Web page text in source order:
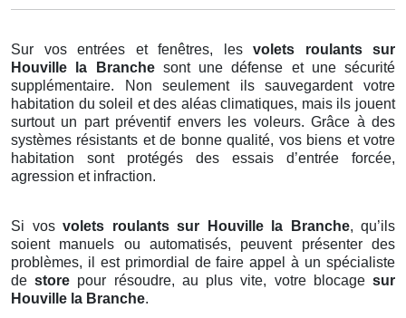
Sur vos entrées et fenêtres, les volets roulants
sur
Houville la Branche sont une défense et une sécurité
supplémentaire. Non seulement ils sauvegardent votre
habitation du soleil et des aléas climatiques, mais ils jouent
surtout un part préventif envers les voleurs. Grâce à des
systèmes résistants et de bonne qualité, vos biens et votre
habitation sont protégés des essais d’entrée forcée,
agression et infraction.
Si vos volets roulants sur Houville la Branche, qu’ils
soient manuels ou automatisés, peuvent présenter des
problèmes, il est primordial de faire appel à un spécialiste
destore pour résoudre, au plus vite, votre blocagesur
Houville la Branche.